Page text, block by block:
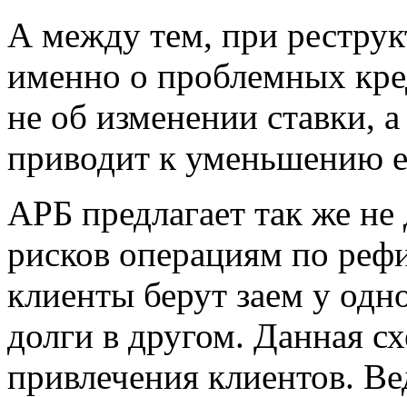
А между тем, при
именно о проблемных
не об изменении ставки,
приводит к уменьшению
АРБ предлагает так же
рисков операциям по
клиенты берут заем у
долги в другом. Данная
привлечения клиентов.